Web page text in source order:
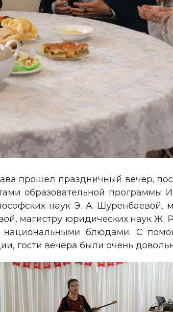
прошел праздничный вечер,
образовательной программы
наук Э. А. Шуренбаевой,
магистру юридических наук
национальными блюдами. С
гости вечера были очень